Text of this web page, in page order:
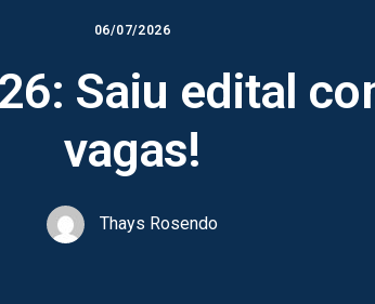
06/07/2026
Saiu edital
vagas!
Thays Rosendo